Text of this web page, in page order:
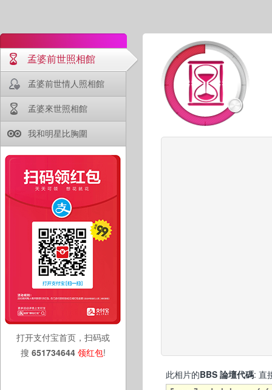
孟婆前世照相館
孟婆前世情人照相館
孟婆來世照相館
我和明星比胸圍
打开支付宝首页，扫码或
搜 651734644 领红包!
此相片的BBS 論壇代碼: 直